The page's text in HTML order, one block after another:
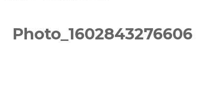
Photo_1602843276606